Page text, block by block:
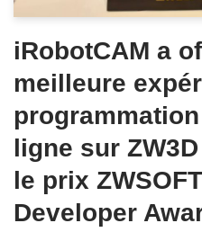
iRobotCAM a
meilleure
ligne sur
le prix
Developer